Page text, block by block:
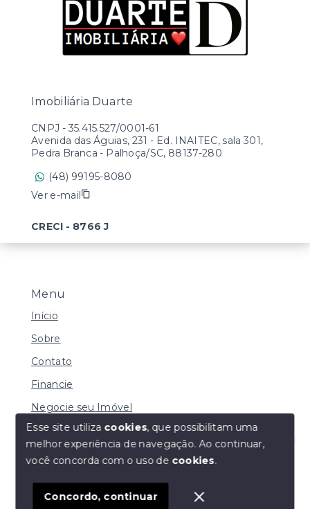
Olá! Estamos disponíveis para te ajudar.
Menu
Início
Sobre
Contato
Financie
Negocie seu Imóvel
© Copyright 2026 - Imobiliária Duarte - Todos os
SITE PARA IMOBILIARIA
Imobiliária Duarte
CNPJ - 35.415.527/0001-61
Avenida das Águias, 231 - Ed. INAITEC, sala 301,
Pedra Branca - Palhoça/SC, 88137-280
(48) 99195-8080
Ver e-mail
CRECI - 8766 J
Esse site utiliza cookies, que possibilitam uma
melhor experiência de navegação.Ao continuar,
você concorda com o uso de cookies.
Concordo, continuar